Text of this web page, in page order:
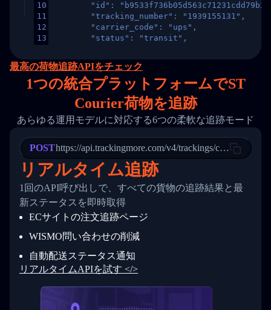
10
11
12
13
15
16
17
18
20
21
22
23
24
25
26
27
28
29
30
31
33
34
"id":
        "tracking_number": "1939155131",
        "carrier_code": "ups",
        "status": "transit",
"destination_country": "United
        "itemTimeLength": 2,
        "weblink": "",
        "phone": null,
        "trackinfo": [
          {
            "Date": "2017-03-08 04: 22: 00",
"StatusDescription": "Departed
"Details": "Departed Facility
          },
          {
            "Date": "2017-03-06 15:28:00",
"StatusDescription": "Shipment
"Details": "BEIJING-
          }
        ]
      }
  }
}
最高の荷物追跡APIをチェック
1つの統合プラットフォームでST
Courier荷物を追跡
あらゆる運用モデルに対応する6つの柔軟な追跡モード
POSThttps://api.trackingmore.com/v4/trackings/create
リアルタイム追跡
1回のAPI呼び出しで、すべての貨物の追跡結果と最
新ステータスを即時取得
ECサイトの注文追跡ページ
WISMO問い合わせの削減
自動配送ステータス通知
リアルタイムAPIを試す </>